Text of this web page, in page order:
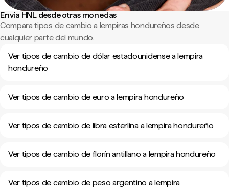
Envía HNL desde otras monedas
Compara tipos de cambio a lempiras hondureños desde
cualquier parte del mundo.
Ver tipos de cambio de dólar estadounidense a lempira
hondureño
Ver tipos de cambio de euro a lempira hondureño
Ver tipos de cambio de libra esterlina a lempira hondureño
Ver tipos de cambio de florín antillano a lempira hondureño
Ver tipos de cambio de peso argentino a lempira